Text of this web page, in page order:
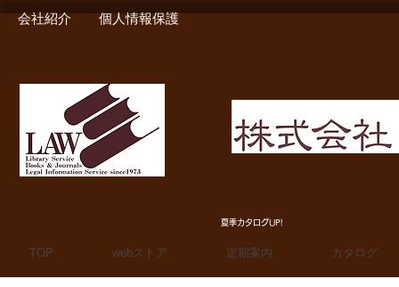
会社紹介 個人情報保護
夏季カタログUP!
TOP webストア 定期案内 カタログ